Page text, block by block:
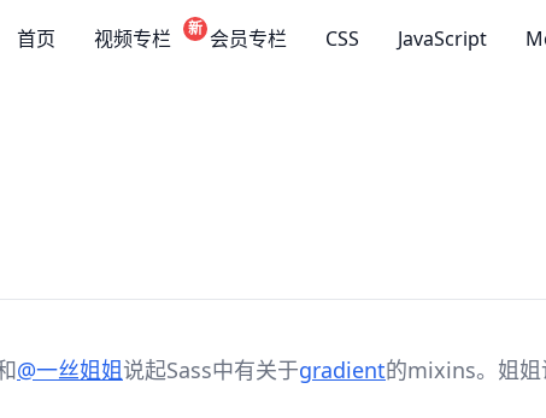
首页 视频专栏 新 会员专栏 CSS JavaScript
@一丝姐姐说起Sass中有关于gradient的mixins。姐姐